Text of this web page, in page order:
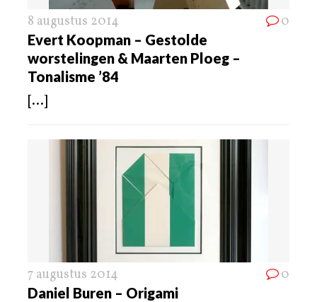
8 augustus 2014 0
Evert Koopman – Gestolde
worstelingen & Maarten Ploeg –
Tonalisme ’84
[...]
7 augustus 2014 0
Daniel Buren – Origami